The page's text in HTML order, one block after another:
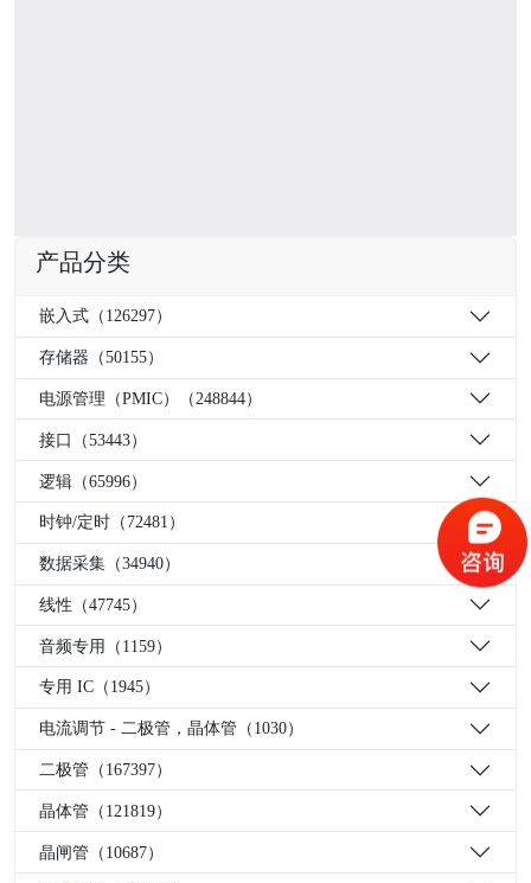
产品分类
嵌入式（126297）
存储器（50155）
电源管理（PMIC）（248844）
接口（53443）
逻辑（65996）
时钟/定时（72481）
数据采集（34940）
线性（47745）
音频专用（1159）
专用 IC（1945）
电流调节 - 二极管，晶体管（1030）
二极管（167397）
晶体管（121819）
晶闸管（10687）